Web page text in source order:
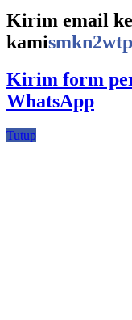
Kirim email ke
kami
Kirim form
WhatsApp
Tutup